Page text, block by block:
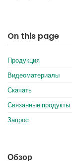
On this page
Продукция
Видеоматериалы
Скачать
Связанные продукты
Запрос
Обзор